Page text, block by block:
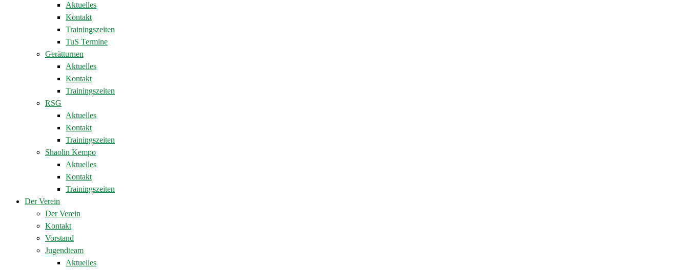
Aktuelles
Kontakt
Trainingszeiten
TuS Termine
Gerätturnen
Aktuelles
Kontakt
Trainingszeiten
RSG
Aktuelles
Kontakt
Trainingszeiten
Shaolin Kempo
Aktuelles
Kontakt
Trainingszeiten
Der Verein
Der Verein
Kontakt
Vorstand
Jugendteam
Aktuelles